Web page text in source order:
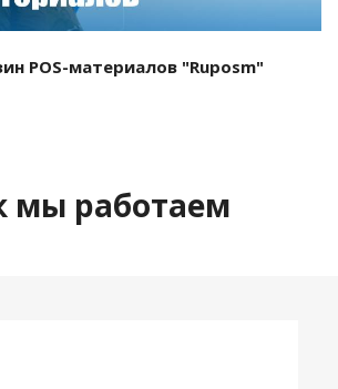
POS-материалов "Ruposm"
мы работаем